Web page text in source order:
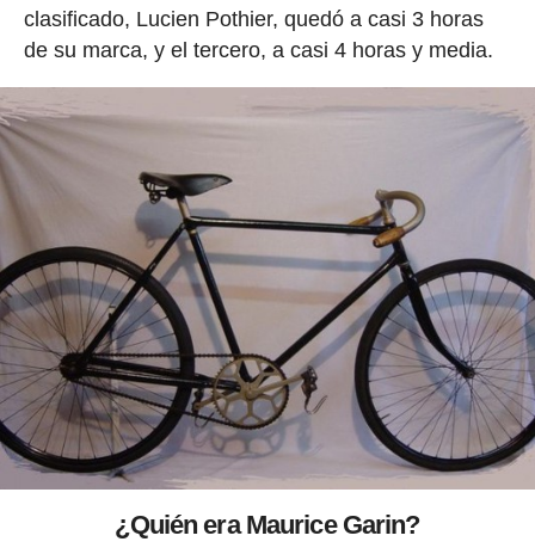
clasificado, Lucien Pothier, quedó a casi 3 horas
de su marca, y el tercero, a casi 4 horas y media.
¿Quién era Maurice Garin?